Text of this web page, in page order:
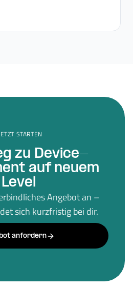
STARTEN
zu Device-
auf neuem
Level
Angebot an –
sich kurzfristig bei dir.
anfordern